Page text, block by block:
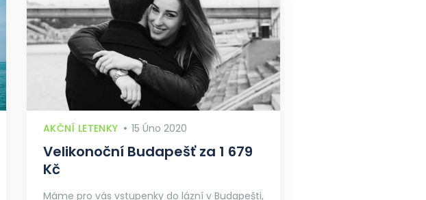
AKČNÍ LETENKY 15 Úno 2020
Velikonoční Budapešť za 1 679
Kč
Máme pro vás vstupenky do lázní v Budapešti,